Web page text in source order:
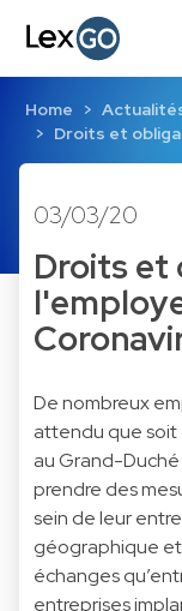
Home
Droits et
03/03/20
Droits et
De nombreux
attendu que soit
au Grand-
prendre des
sein de leur
géographique
échanges
entreprises